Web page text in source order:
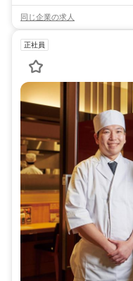
同じ企業の求人
正社員